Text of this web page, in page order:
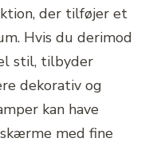
der tilføjer et
Hvis du derimod
stil, tilbyder
dekorativ og
kan have
med fine